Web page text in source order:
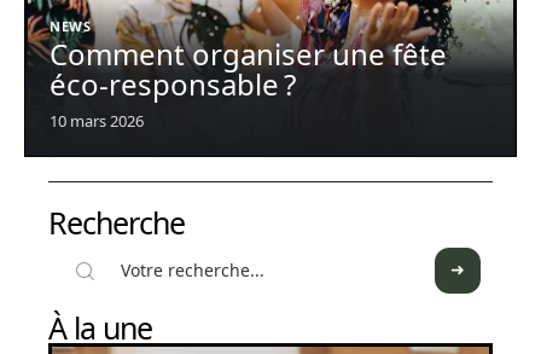
NEWS
Comment organiser une fête
éco-responsable ?
10 mars 2026
Recherche
À la une